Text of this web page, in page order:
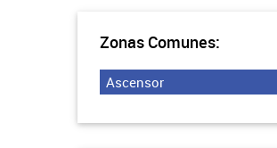
Zonas Comunes:
Ascensor